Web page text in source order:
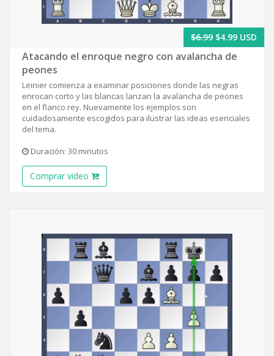
$6.99 $4.99 USD
Atacando el enroque negro con avalancha de
peones
Leinier comienza a examinar posiciones donde las negras
enrocan corto y las blancas lanzan la avalancha de peones
en el flanco rey. Nuevamente los ejemplos son
cuidadosamente escogidos para ilustrar las ideas esenciales
del tema.
Duración: 30 minutos
Comprar video